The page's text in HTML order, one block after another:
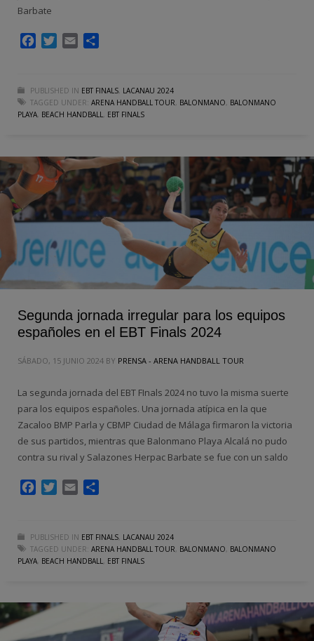
Barbate
FacebookTwitter
Email
PUBLISHED IN EBT FINALS, LACANAU 2024
TAGGED UNDER: ARENA HANDBALL TOUR, BALONMANO, BALONMANO
PLAYA, BEACH HANDBALL , EBT FINALS
Segunda jornada irregular para los equipos
españoles en el EBT Finals 2024
SÁBADO, 15 JUNIO 2024 BY PRENSA - ARENA HANDBALL TOUR
La segunda jornada del EBT FInals 2024 no tuvo la misma suerte
para los equipos españoles. Una jornada atípica en la que
Zacaloo BMP Parla y CBMP Ciudad de Málaga firmaron la victoria
de sus partidos, mientras que Balonmano Playa Alcalá no pudo
contra su rival y Salazones Herpac Barbate se fue con un saldo
FacebookTwitter
Email
PUBLISHED IN EBT FINALS, LACANAU 2024
TAGGED UNDER: ARENA HANDBALL TOUR, BALONMANO, BALONMANO
PLAYA, BEACH HANDBALL , EBT FINALS